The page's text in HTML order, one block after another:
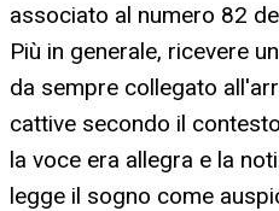
associato al numero 82
Più in generale, ricevere
da sempre collegato
cattive secondo il
la voce era allegra e la
legge il sogno come